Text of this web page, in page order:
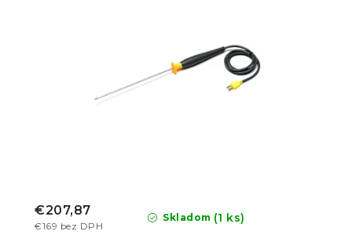
Skladom (1 ks)
€169 bez DPH
€207,87